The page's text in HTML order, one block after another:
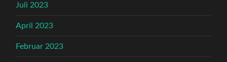
Juli 2023
April 2023
Februar 2023